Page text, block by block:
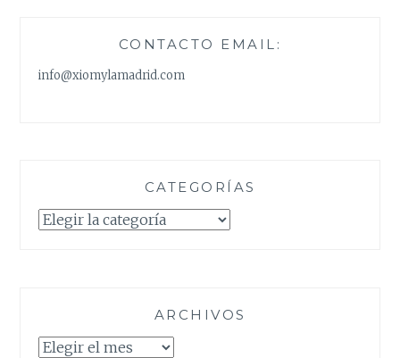
CONTACTO EMAIL:
info@xiomylamadrid.com
CATEGORÍAS
Categorías
ARCHIVOS
Archivos